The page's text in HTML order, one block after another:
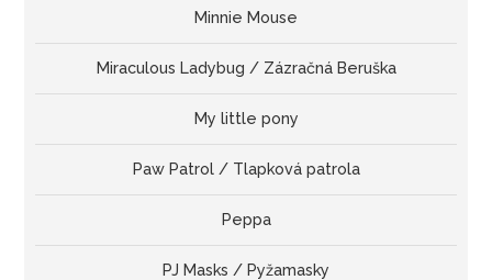
Minnie Mouse
Miraculous Ladybug / Zázračná Beruška
My little pony
Paw Patrol / Tlapková patrola
Peppa
PJ Masks / Pyžamasky